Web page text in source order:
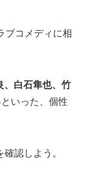
ブコメディに相
白石隼也、竹
といった、個性
認しよう。